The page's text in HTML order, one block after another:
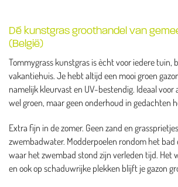
Dé kunstgras groothandel van
(België)
Tommygrass kunstgras is ècht voor iedere tuin,
vakantiehuis. Je hebt altijd een mooi groen
namelijk kleurvast en UV-bestendig. Ideaal voor
wel groen, maar geen onderhoud in gedachten
Extra fijn in de zomer. Geen zand en
zwembadwater. Modderpoelen rondom het bad
waar het zwembad stond zijn verleden tijd. Het
en ook op schaduwrijke plekken blijft je gazon